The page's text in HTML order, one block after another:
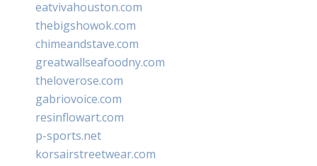
eatvivahouston.com
thebigshowok.com
chimeandstave.com
greatwallseafoodny.com
theloverose.com
gabriovoice.com
resinflowart.com
p-sports.net
korsairstreetwear.com